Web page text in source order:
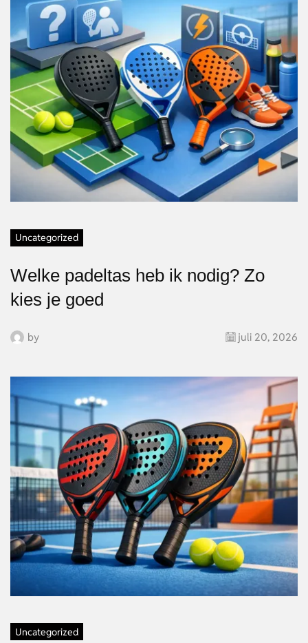
Uncategorized
Welke padeltas heb ik nodig? Zo
kies je goed
by juli 20, 2026
Uncategorized